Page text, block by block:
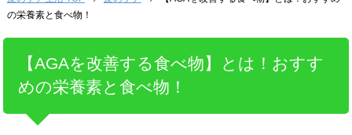
の栄養素と食べ物！
【AGAを改善する食べ物】とは！おすす
めの栄養素と食べ物！